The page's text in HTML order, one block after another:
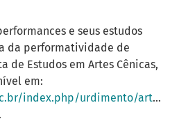
e seus estudos
da performatividade de
de Estudos em Artes Cênicas,
em:
index.php/urdimento/